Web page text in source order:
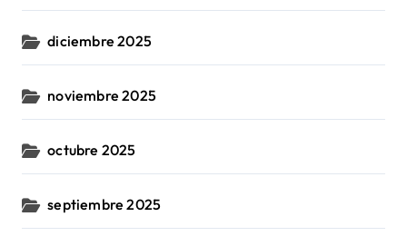
diciembre 2025
noviembre 2025
octubre 2025
septiembre 2025